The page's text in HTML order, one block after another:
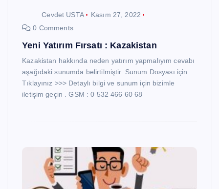
Cevdet USTA
Kasım 27, 2022
0 Comments
Yeni Yatırım Fırsatı : Kazakistan
Kazakistan hakkında neden yatırım yapmalıyım cevabı
aşağıdaki sunumda belirtilmiştir. Sunum Dosyası için
Tıklayınız >>> Detaylı bilgi ve sunum için bizimle
iletişim geçin . GSM : 0 532 466 60 68